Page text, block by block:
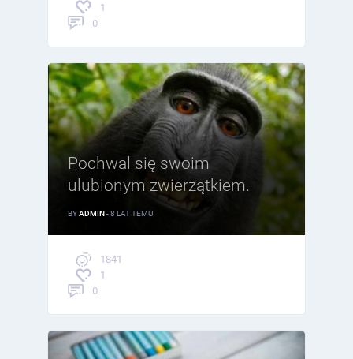
1
0
Pochwal się swoim
ulubionym zwierzątkiem.
BYADMIN- 8 LAT TEMU
1841
1
0